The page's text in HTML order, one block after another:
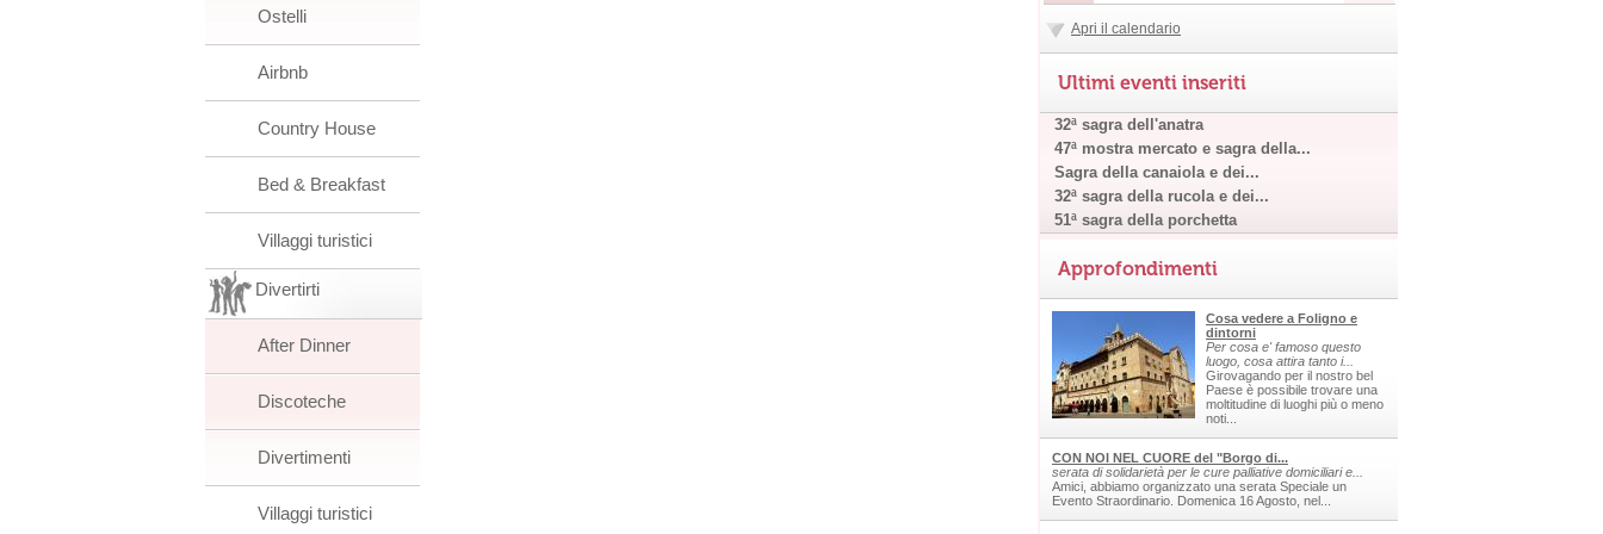
Ostelli
Airbnb
Country House
Bed & Breakfast
Villaggi turistici
Divertirti
After Dinner
Discoteche
Divertimenti
Villaggi turistici
Apri il calendario
Ultimi eventi inseriti
32ª sagra dell'anatra
47ª mostra mercato e sagra della...
Sagra della canaiola e dei...
32ª sagra della rucola e dei...
51ª sagra della porchetta
Approfondimenti
Cosa vedere a Foligno e
dintorni
Per cosa e' famoso questo
luogo, cosa attira tanto i...
Girovagando per il nostro bel
Paese è possibile trovare una
moltitudine di luoghi più o meno
noti...
CON NOI NEL CUORE del "Borgo di...
serata di solidarietà per le cure palliative domiciliari e...
Amici, abbiamo organizzato una serata Speciale un
Evento Straordinario. Domenica 16 Agosto, nel...